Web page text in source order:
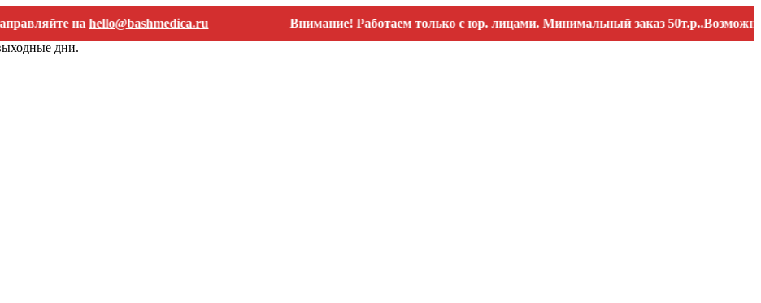
наhello@bashmedica.ru
Внимание! Работаем только с юр. лицами. Минимальный заказ 50т.р..Возможны
дни.